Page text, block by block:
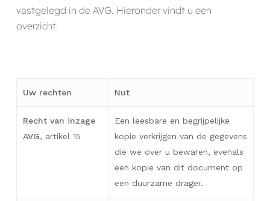
vastgelegd in de AVG. Hieronder vindt u een
overzicht.
Uw rechten Nut
Recht van inzage
AVG, artikel 15
Een leesbare en begrijpelijke
kopie verkrijgen van de gegevens
die we over u bewaren, evenals
een kopie van dit document op
een duurzame drager.